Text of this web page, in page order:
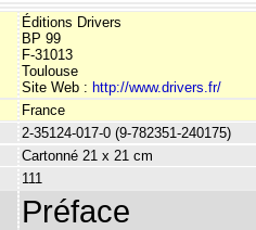
Éditions Drivers
BP 99
F-31013
Toulouse
Site Web : http://www.drivers.fr/
France
2-35124-017-0 (9-782351-240175)
Cartonné 21 x 21 cm
111
Préface